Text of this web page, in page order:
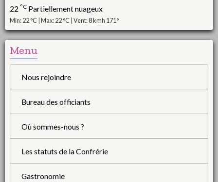
22 °C Partiellement nuageux
Min: 22 °C | Max: 22 °C | Vent: 8 kmh 171°
Menu
Nous rejoindre
Bureau des officiants
Où sommes-nous ?
Les statuts de la Confrérie
Gastronomie